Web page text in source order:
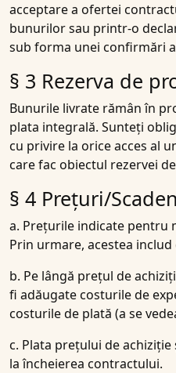
acceptare a ofertei
bunurilor sau printr-o
sub forma unei confirmări
§ 3 Rezerva de
Bunurile livrate rămân în
plata integrală. Sunteți
cu privire la orice acces al
care fac obiectul rezervei
§ 4 Prețuri/
a. Prețurile indicate
Prin urmare, acestea includ
b. Pe lângă prețul de
fi adăugate costurile de
costurile de plată (a se
c. Plata prețului de
la încheierea contractului.